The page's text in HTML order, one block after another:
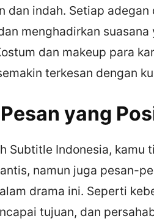
dan indah. Setiap
menghadirkan
dan makeup para
terkesan dengan
yang
Subtitle Indonesia, kamu
namun juga pesan-
drama ini. Seperti
tujuan, dan